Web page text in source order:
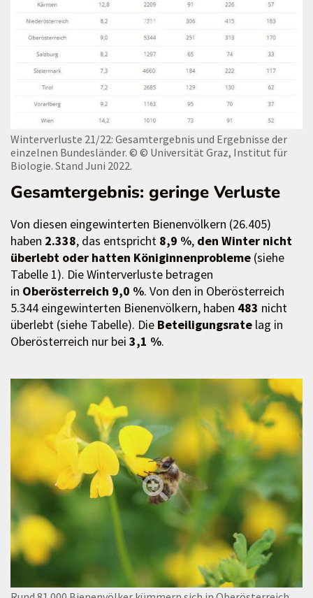
Winterverluste 21/22: Gesamtergebnis und Ergebnisse der
einzelnen Bundesländer. © © Universität Graz, Institut für
Biologie. Stand Juni 2022.
Gesamtergebnis: geringe Verluste
Von diesen eingewinterten Bienenvölkern (26.405)
haben 2.338, das entspricht 8,9 %, den Winter nicht
überlebt oder hatten Königinnenprobleme (siehe
Tabelle 1). Die Winterverluste betragen
in Oberösterreich 9,0 %. Von den in Oberösterreich
5.344 eingewinterten Bienenvölkern, haben 483 nicht
überlebt (siehe Tabelle). Die Beteiligungsrate lag in
Oberösterreich nur bei 3,1 %.